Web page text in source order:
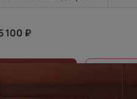
100 ₽